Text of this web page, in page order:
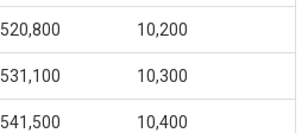
520,800 10,200
531,100 10,300
541,500 10,400